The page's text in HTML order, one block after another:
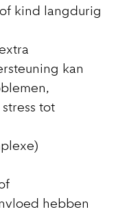
kind langdurig
kan
tot
hebben